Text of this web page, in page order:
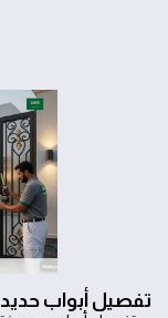
تفصيل أبواب حديد